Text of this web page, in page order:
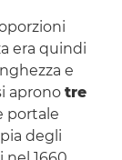
era quindi
e
aprono tre
portale
degli